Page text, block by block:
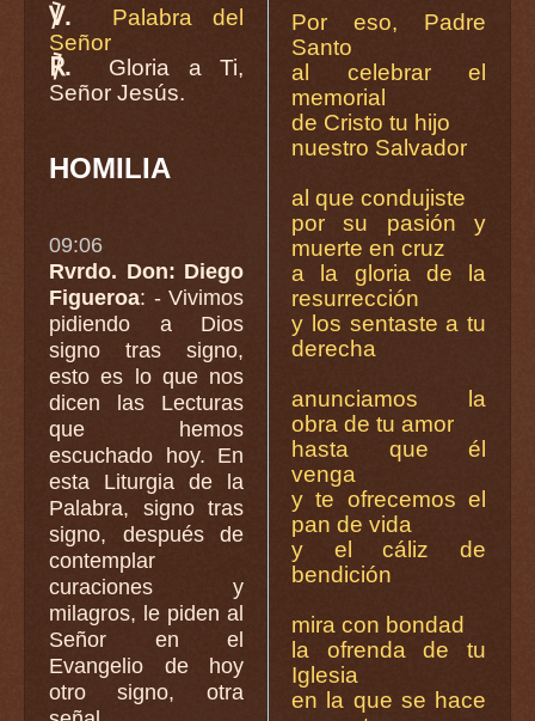
℣.
Palabra del
Señor
℟.
Gloria a Ti,
Señor Jesús.
HOMILIA
09:06
Rvrdo. Don: Diego
Figueroa: - Vivimos
pidiendo a Dios
signo tras signo,
esto es lo que nos
dicen las Lecturas
que hemos
escuchado hoy. En
esta Liturgia de la
Palabra, signo tras
signo, después de
contemplar
curaciones y
milagros, le piden al
Señor en el
Evangelio de hoy
otro signo, otra
Por eso, Padre
Santo
al celebrar el
memorial
de Cristo tu hijo
nuestro Salvador
al que condujiste
por su pasión y
muerte en cruz
a la gloria de la
resurrección
y los sentaste a tu
derecha
anunciamos la
obra de tu amor
hasta que él
venga
y te ofrecemos el
pan de vida
y el cáliz de
bendición
mira con bondad
la ofrenda de tu
Iglesia
en la que se hace